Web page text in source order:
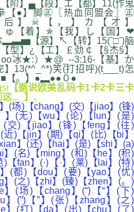
阶】▄【段】エ【都】11(作鬼
【●】脚㊣〖热血同盟会〗㊣
】☠【，】カ【才】
【着】✯【我】し【国】❤
▂▃▅【源】↖【转】15(ˉ□ˉ)脑
型】¿【工】￡劲￠【§杰§】
冰★:）★@_--3:16-【基】か
13(*^_^*)笑(打招呼)(t___t)怎
【。】●▂●●０●
【据说欧美乱码卡1卡2卡三卡
..._】 。
)【chang】(交)【jiao】(锋)
】(无)【wu】(论)【lun】(是)
(交)【jiao】(锋)【feng】(往)
)【jin】(期)【qi】(比)【bi】
】(还)【hai】(是)【shi】(a)
】(名)【ming】(和)【he】(积)
【fan】(·)【·】(莱)【lai】(特)
(都)【dou】(要)【yao】(优)
】(之)【zhi】(臻)【zhen】(。)
(场)【chang】(“)【“】(下)
】(”)【”】(张)【zhang】(之)
】(打)【da】(出)【chu】(了)